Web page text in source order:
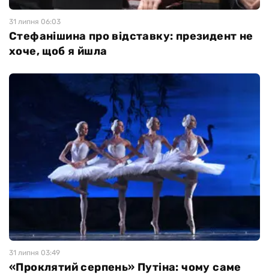
31 липня 06:03
Стефанішина про відставку: президент не
хоче, щоб я йшла
31 липня 03:49
«Проклятий серпень» Путіна: чому саме